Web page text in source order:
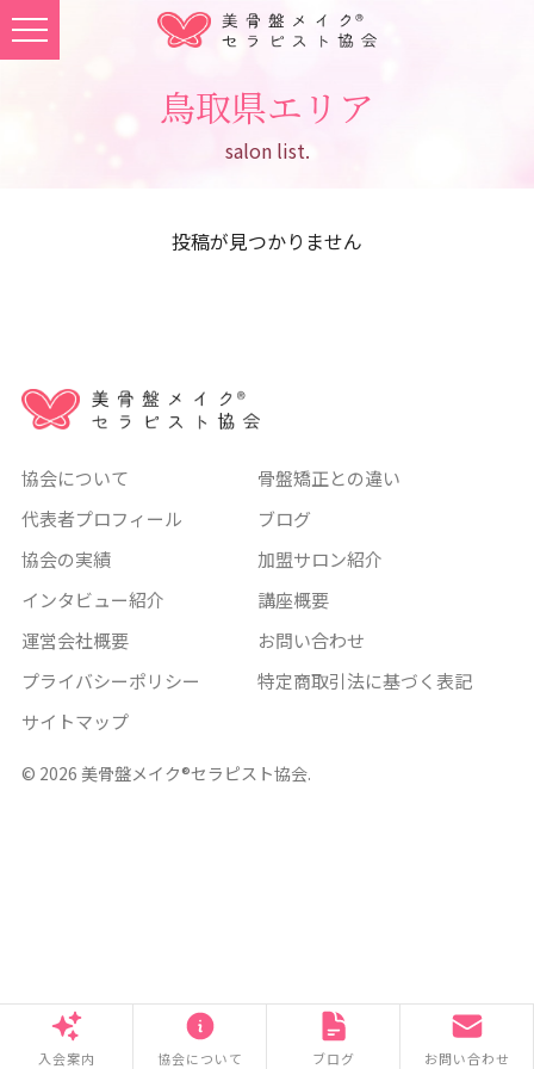
鳥取県エリア
salon list.
投稿が見つかりません
協会について
骨盤矯正との違い
代表者プロフィール
ブログ
協会の実績
加盟サロン紹介
インタビュー紹介
講座概要
運営会社概要
お問い合わせ
プライバシーポリシー
特定商取引法に基づく表記
サイトマップ
© 2026 美骨盤メイク®セラピスト協会.
入会案内 協会について ブログ お問い合わせ